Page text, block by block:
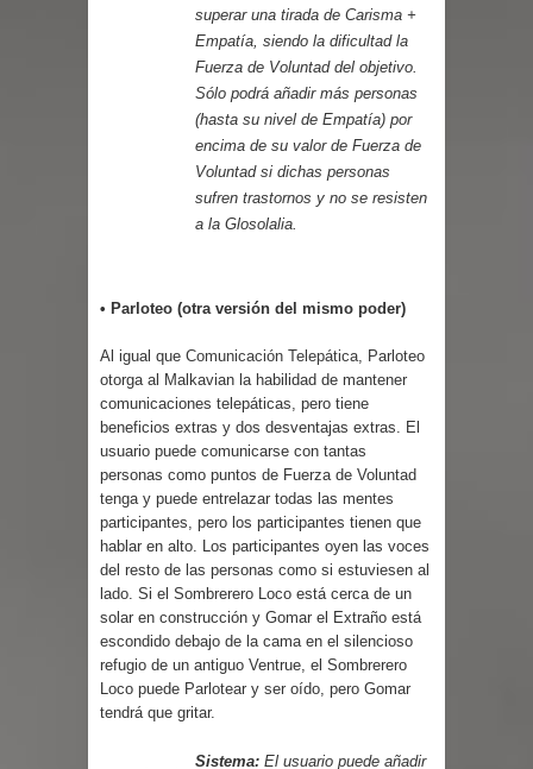
superar una tirada de Carisma +
Empatía, siendo la dificultad la
Fuerza de Voluntad del objetivo.
Sólo podrá añadir más personas
(hasta su nivel de Empatía) por
encima de su valor de Fuerza de
Voluntad si dichas personas
sufren trastornos y no se resisten
a la Glosolalia.
• Parloteo (otra versión del mismo poder)
Al igual que Comunicación Telepática, Parloteo
otorga al Malkavian la habilidad de mantener
comunicaciones telepáticas, pero tiene
beneficios extras y dos desventajas extras. El
usuario puede comunicarse con tantas
personas como puntos de Fuerza de Voluntad
tenga y puede entrelazar todas las mentes
participantes, pero los participantes tienen que
hablar en alto. Los participantes oyen las voces
del resto de las personas como si estuviesen al
lado. Si el Sombrerero Loco está cerca de un
solar en construcción y Gomar el Extraño está
escondido debajo de la cama en el silencioso
refugio de un antiguo Ventrue, el Sombrerero
Loco puede Parlotear y ser oído, pero Gomar
tendrá que gritar.
Sistema: El usuario puede añadir